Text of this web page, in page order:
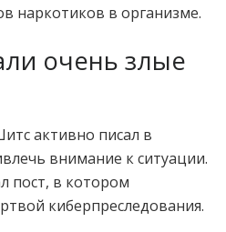
наркотиков в организме.
очень злые
активно писал в
внимание к ситуации.
пост, в котором
киберпреследования.